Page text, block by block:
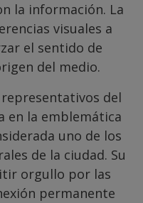
la información. La
visuales a
el sentido de
del medio.
del
en la emblemática
uno de los
de la ciudad. Su
orgullo por las
permanente